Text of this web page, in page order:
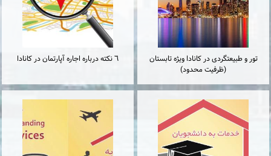
تور و طبیعتگردی در کانادا ویژه تابستان
(ظرفیت محدود)
٦ نكته درباره اجاره آپارتمان در كانادا